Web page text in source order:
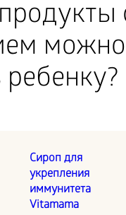
можно
ребенку?
Сироп для
укрепления
иммунитета
Vitamama